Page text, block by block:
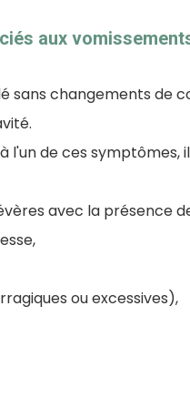
aux
sans changements
l'un de ces symptômes,
avec la présence
ou excessives),